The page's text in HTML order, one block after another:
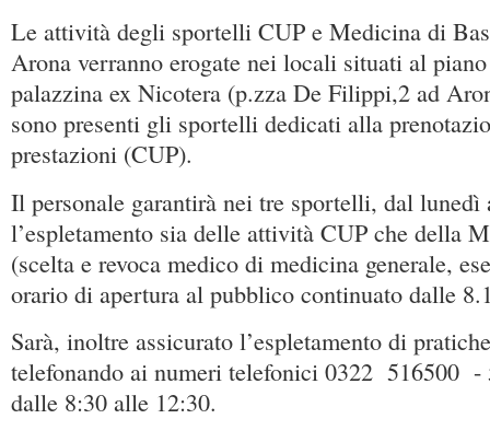
Le attività degli sportelli CUP e Medicina di
Arona verranno erogate nei locali situati al
palazzina ex Nicotera (p.zza De Filippi,2 ad
sono presenti gli sportelli dedicati alla
prestazioni (CUP).
Il personale garantirà nei tre sportelli, dal lunedì
l’espletamento sia delle attività CUP che della
(scelta e revoca medico di medicina generale,
orario di apertura al pubblico continuato dalle
Sarà, inoltre assicurato l’espletamento di
telefonando ai numeri telefonici 0322 516500
dalle 8:30 alle 12:30.